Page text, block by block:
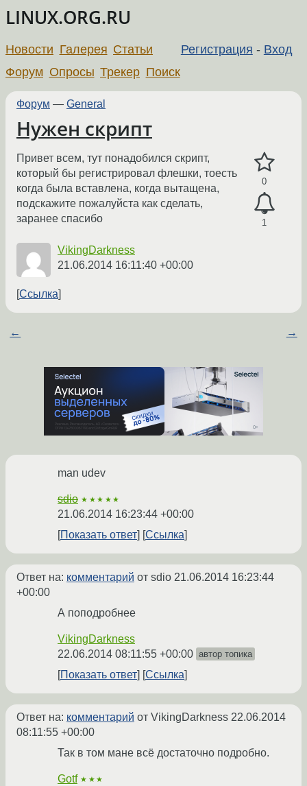
LINUX.ORG.RU
Регистрация - Вход
Новости Галерея Статьи
Форум Опросы Трекер Поиск
Форум — General
Нужен скрипт
0
1
Привет всем, тут понадобился скрипт,
который бы регистрировал флешки, тоесть
когда была вставлена, когда вытащена,
подскажите пожалуйста как сделать,
заранее спасибо
VikingDarkness
21.06.2014 16:11:40 +00:00
Ссылка
← →
man udev
sdio ★★★★★
21.06.2014 16:23:44 +00:00
Показать ответ
Ссылка
Ответ на: комментарий от sdio 21.06.2014 16:23:44
+00:00
А поподробнее
VikingDarkness
22.06.2014 08:11:55 +00:00 автор топика
Показать ответ Ссылка
Ответ на: комментарий от VikingDarkness 22.06.2014
08:11:55 +00:00
Так в том мане всё достаточно подробно.
Gotf ★★★